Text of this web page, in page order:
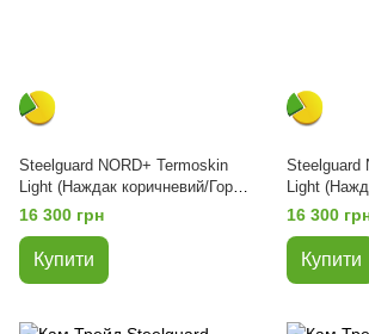
Steelguard NORD+ Termoskin
Light (Наждак коричневий/Горіх
темний)
16 300 грн
Купити
Steelguard
Light
16 300
Купити